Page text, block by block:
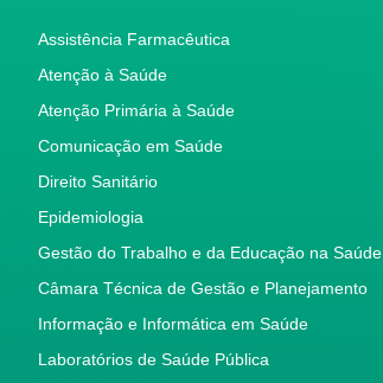
Assistência Farmacêutica
Atenção à Saúde
Atenção Primária à Saúde
Comunicação em Saúde
Direito Sanitário
Epidemiologia
Gestão do Trabalho e da Educação na Saúde
Câmara Técnica de Gestão e Planejamento
Informação e Informática em Saúde
Laboratórios de Saúde Pública